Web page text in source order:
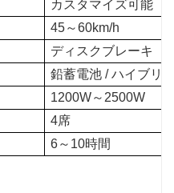
カスタマイズ可能
45～60km/h
ディスクブレーキ
鉛蓄電池 / ハイブリ
1200W～2500W
4席
6～10時間